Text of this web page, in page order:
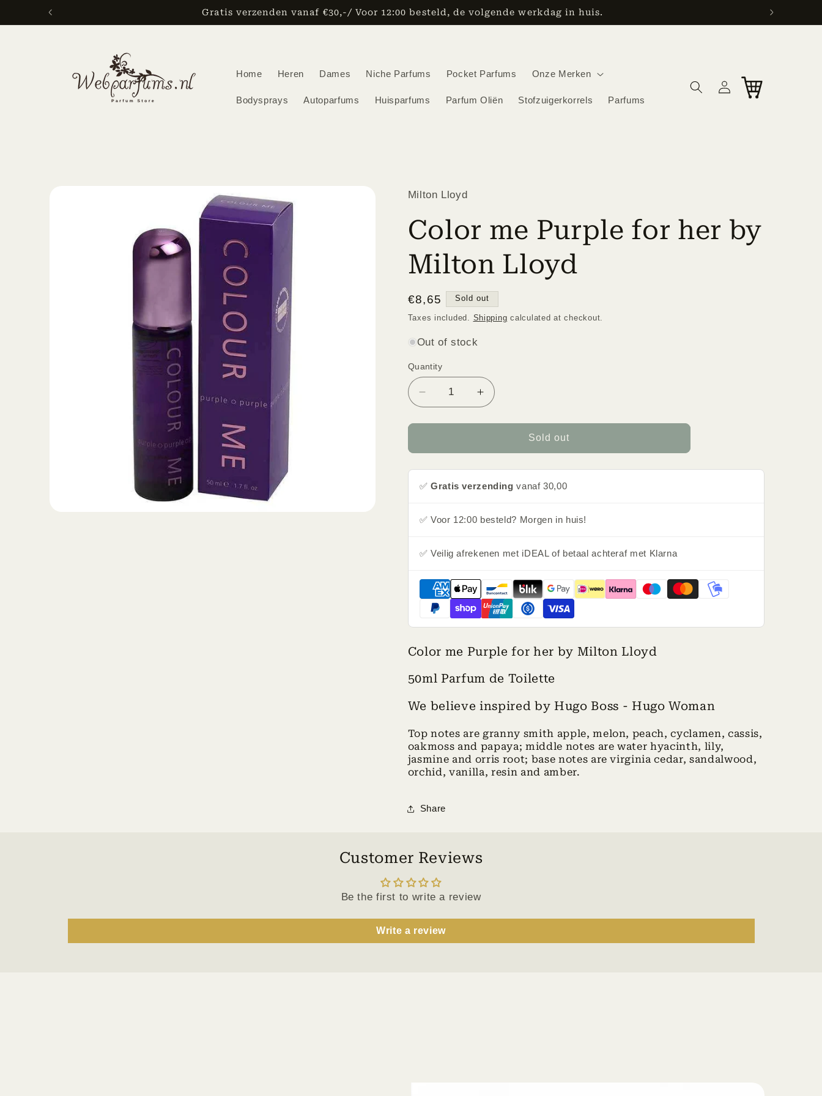
Skip to
Gratis verzenden vanaf €30,-/ Voor 12:00 besteld, de volgende werkdag in huis.
Home Heren Dames Niche Parfums Pocket Parfums Onze Merken
Bodysprays Autoparfums Huisparfums Parfum Oliën Stofzuigerkorrels Parfums
Log
in
Cart
Milton Lloyd
Color me Purple for her by
Milton Lloyd
Regular
price
€8,65 Sold out
Taxes included. Shipping calculated at checkout.
Out of stock
Quantity
Quantity
Decrease
quantity
for
me
her
Milton
Increase
quantity
for
me
her
Milton
Sold out
✅Gratis verzending vanaf 30,00
✅ Voor 12:00 besteld? Morgen in huis!
✅ Veilig afrekenen met iDEAL of betaal achteraf met Klarna
Color me Purple for her by Milton Lloyd
50ml Parfum de Toilette
We believe inspired by Hugo Boss - Hugo Woman
Top notes are granny smith apple, melon, peach, cyclamen, cassis,
oakmoss and papaya; middle notes are water hyacinth, lily,
jasmine and orris root; base notes are virginia cedar, sandalwood,
orchid, vanilla, resin and amber.
Share
Customer Reviews
Be the first to write a review
Write a review